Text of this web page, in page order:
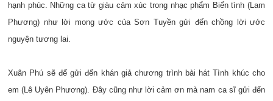
hạnh phúc. Những ca từ giàu cảm xúc trong nhạc phẩm Biển tình (Lam
Phương) như lời mong ước của Sơn Tuyền gửi đến chồng lời ước
nguyện tương lai.
Xuân Phú sẽ để gửi đến khán giả chương trình bài hát Tình khúc cho
em (Lê Uyên Phương). Đây cũng như lời cảm ơn mà nam ca sĩ gửi đến